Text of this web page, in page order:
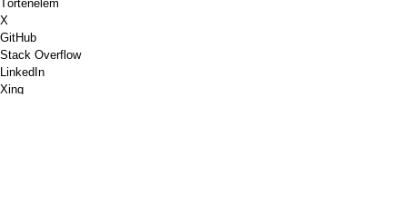
Történelem
X
GitHub
Stack Overflow
LinkedIn
Xing